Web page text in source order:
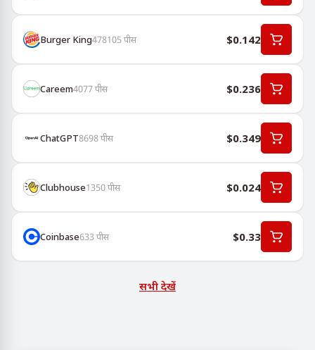
Burger King478105पीस $0.142
Careem4077पीस $0.236
ChatGPT8698पीस $0.349
Clubhouse1350पीस $0.024
Coinbase633पीस $0.33
सभी देखें